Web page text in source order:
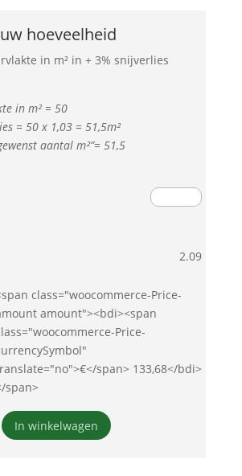
hoeveelheid
in m² in + 3% snijverlies
in m² = 50
= 50 x 1,03 = 51,5m²
aantal m²”= 51,5
2.09
class="woocommerce-Price-
amount"><bdi><span
Price-
span> 133,68</bdi>
span>
In winkelwagen